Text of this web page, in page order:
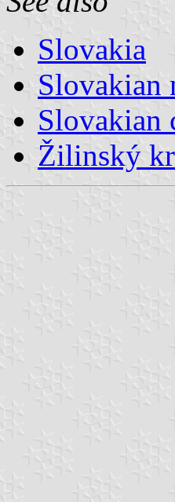
Slovakia
Slovakian
Slovakian
Žilinský